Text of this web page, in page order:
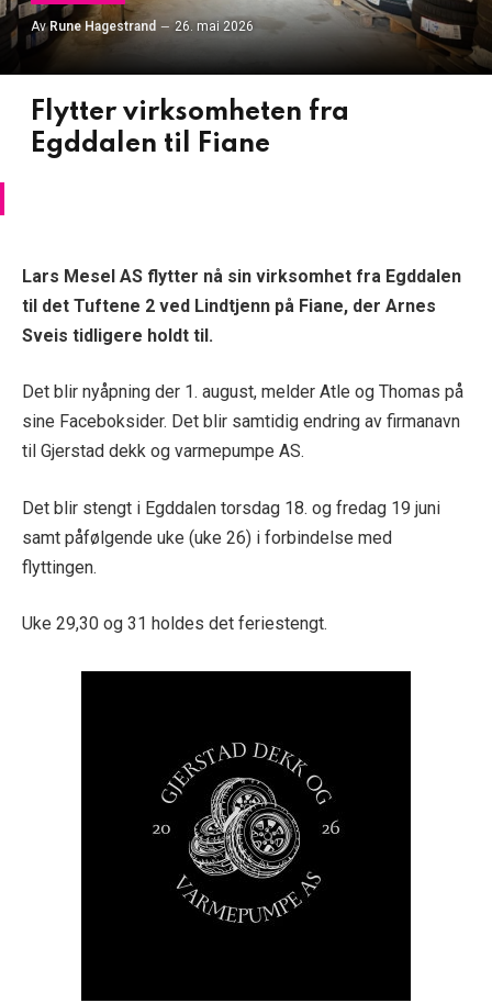
Av Rune Hagestrand 26. mai 2026
Flytter virksomheten fra
Egddalen til Fiane
Lars Mesel AS flytter nå sin virksomhet fra Egddalen
til det Tuftene 2 ved Lindtjenn på Fiane, der Arnes
Sveis tidligere holdt til.
Det blir nyåpning der 1. august, melder Atle og Thomas på
sine Faceboksider. Det blir samtidig endring av firmanavn
til Gjerstad dekk og varmepumpe AS.
Det blir stengt i Egddalen torsdag 18. og fredag 19 juni
samt påfølgende uke (uke 26) i forbindelse med
flyttingen.
Uke 29,30 og 31 holdes det feriestengt.